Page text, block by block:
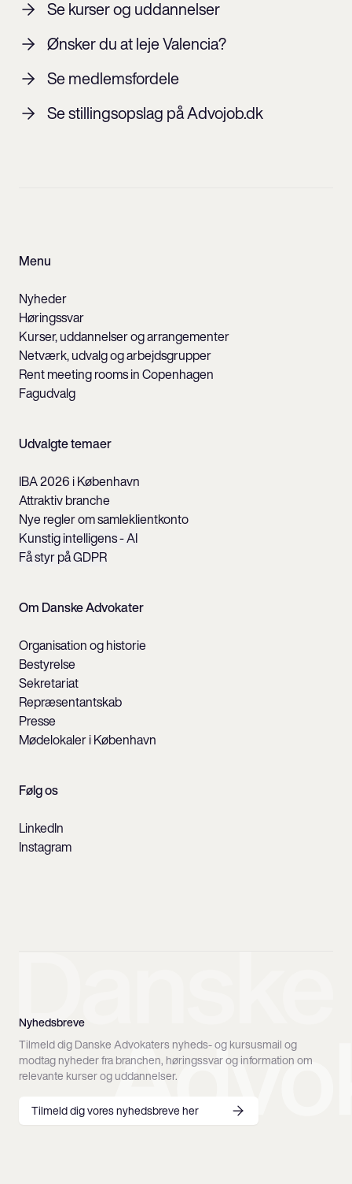
Se kurser og uddannelser
Ønsker du at leje Valencia?
Se medlemsfordele
Se stillingsopslag på Advojob.dk
Menu
Nyheder
Høringssvar
Kurser, uddannelser og arrangementer
Netværk, udvalg og arbejdsgrupper
Rent meeting rooms in Copenhagen
Fagudvalg
Udvalgte temaer
IBA 2026 i København
Attraktiv branche
Nye regler om samleklientkonto
Kunstig intelligens - AI
Få styr på GDPR
Om Danske Advokater
Organisation og historie
Bestyrelse
Sekretariat
Repræsentantskab
Presse
Mødelokaler i København
Følg os
LinkedIn
Instagram
Nyhedsbreve
Tilmeld dig Danske Advokaters nyheds- og kursusmail og
modtag nyheder fra branchen, høringssvar og information om
relevante kurser og uddannelser.
Tilmeld dig vores nyhedsbreve her